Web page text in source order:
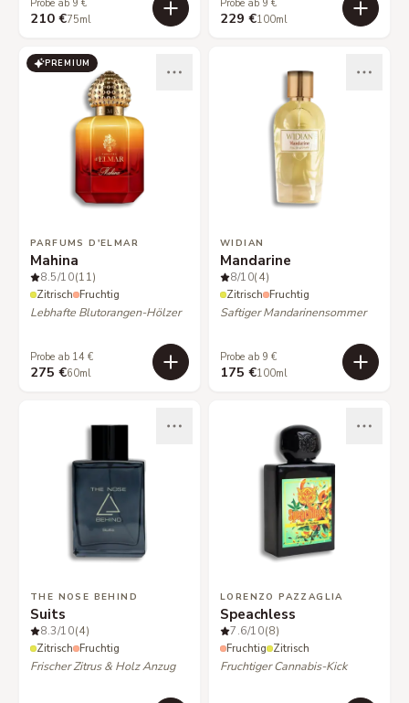
Probe ab 9 €
210 €75ml
Probe ab 9 €
229 €100ml
PREMIUM
PARFUMS D'ELMAR
Mahina
8.5/10(11)
Zitrisch Fruchtig
Lebhafte Blutorangen-Hölzer
Probe ab 14 €
275 €60ml
WIDIAN
Mandarine
8/10(4)
Zitrisch Fruchtig
Saftiger Mandarinensommer
Probe ab 9 €
175 €100ml
THE NOSE BEHIND
Suits
8.3/10(4)
Zitrisch Fruchtig
Frischer Zitrus & Holz Anzug
LORENZO PAZZAGLIA
Speachless
7.6/10(8)
Fruchtig Zitrisch
Fruchtiger Cannabis-Kick